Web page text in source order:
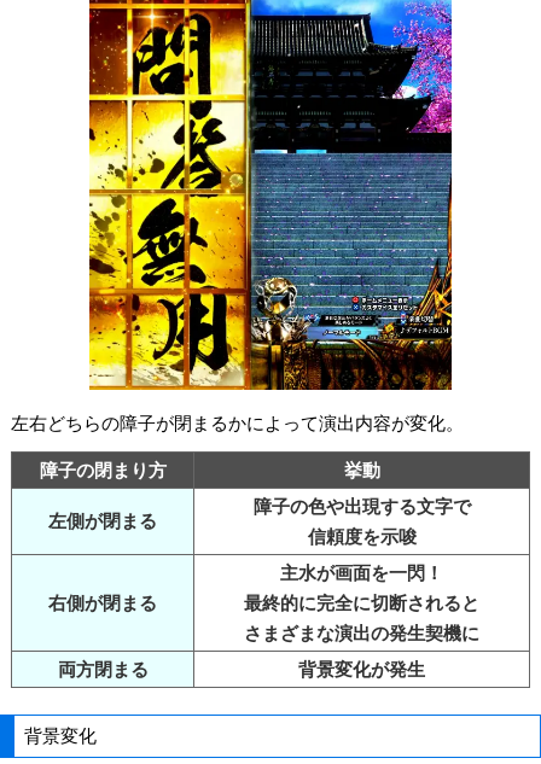
左右どちらの障子が閉まるかによって演出内容が変化。
障子の閉まり方 挙動
左側が閉まる
障子の色や出現する文字で
信頼度を示唆
右側が閉まる
主水が画面を一閃！
最終的に完全に切断されると
さまざまな演出の発生契機に
両方閉まる
背景変化が発生
背景変化